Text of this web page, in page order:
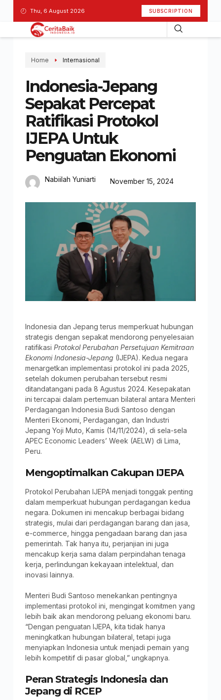
Thu, 6 August 2026 SUBSCRIPTION
Home Internasional
Indonesia-Jepang
Sepakat Percepat
Ratifikasi Protokol
IJEPA Untuk
Penguatan Ekonomi
Nabiilah Yuniarti November 15, 2024
Indonesia dan Jepang terus memperkuat hubungan
strategis dengan sepakat mendorong penyelesaian
ratifikasi Protokol Perubahan Persetujuan Kemitraan
Ekonomi Indonesia-Jepang (IJEPA). Kedua negara
menargetkan implementasi protokol ini pada 2025,
setelah dokumen perubahan tersebut resmi
ditandatangani pada 8 Agustus 2024. Kesepakatan
ini tercapai dalam pertemuan bilateral antara Menteri
Perdagangan Indonesia Budi Santoso dengan
Menteri Ekonomi, Perdagangan, dan Industri
Jepang Yoji Muto, Kamis (14/11/2024), di sela-sela
APEC Economic Leaders’ Week (AELW) di Lima,
Peru.
Mengoptimalkan Cakupan IJEPA
Protokol Perubahan IJEPA menjadi tonggak penting
dalam memperkuat hubungan perdagangan kedua
negara. Dokumen ini mencakup berbagai bidang
strategis, mulai dari perdagangan barang dan jasa,
e-commerce, hingga pengadaan barang dan jasa
pemerintah. Tak hanya itu, perjanjian ini juga
mencakup kerja sama dalam perpindahan tenaga
kerja, perlindungan kekayaan intelektual, dan
inovasi lainnya.
Menteri Budi Santoso menekankan pentingnya
implementasi protokol ini, mengingat komitmen yang
lebih baik akan mendorong peluang ekonomi baru.
“Dengan penguatan IJEPA, kita tidak hanya
meningkatkan hubungan bilateral, tetapi juga
menyiapkan Indonesia untuk menjadi pemain yang
lebih kompetitif di pasar global,” ungkapnya.
Peran Strategis Indonesia dan
Jepang di RCEP